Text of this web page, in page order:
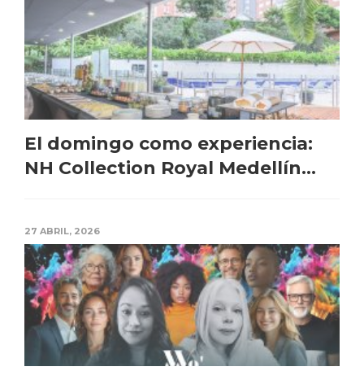
El domingo como experiencia:
NH Collection Royal Medellín...
27 ABRIL, 2026